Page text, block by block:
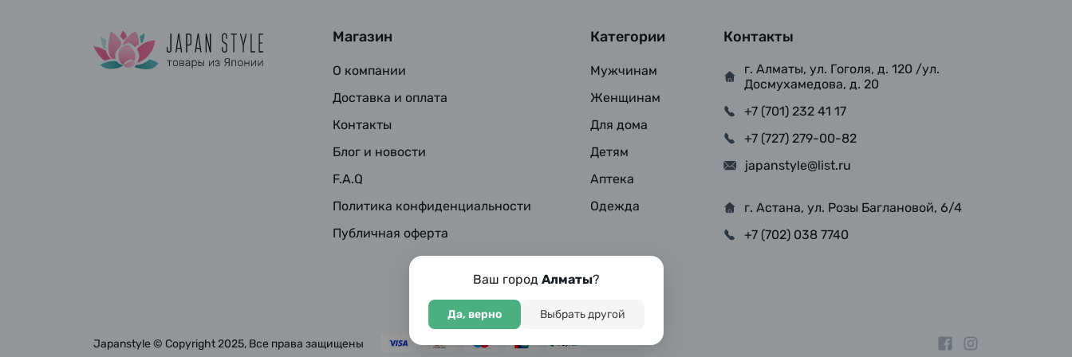
Ваш город Алматы?
Да, верно Выбрать другой
Магазин
О компании
Доставка и оплата
Контакты
Блог и новости
F.A.Q
Политика конфиденциальности
Публичная оферта
Категории
Мужчинам
Женщинам
Для дома
Детям
Аптека
Одежда
Контакты
г. Алматы, ул. Гоголя, д. 120 /ул.
Досмухамедова, д. 20
+7 (701) 232 41 17
+7 (727) 279-00-82
japanstyle@list.ru
г. Астана, ул. Розы Баглановой, 6/4
+7 (702) 038 7740
Japanstyle © Copyright 2025, Все права защищены